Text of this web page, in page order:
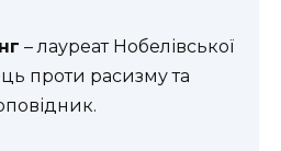
– лауреат Нобелівської
проти расизму та